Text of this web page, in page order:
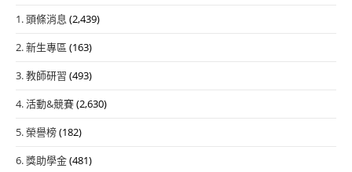
1. 頭條消息 (2,439)
2. 新生專區 (163)
3. 教師研習 (493)
4. 活動&競賽(2,630)
5. 榮譽榜(182)
6. 獎助學金(481)